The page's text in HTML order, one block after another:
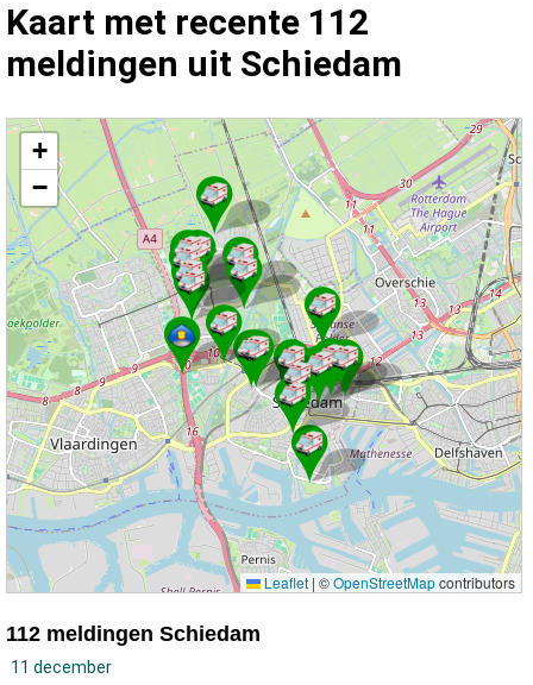
Kaart met recente 112
meldingen uit Schiedam
Kaart Schiedam met de meest recente 112 meldingen.
+
−
Leaflet | ©OpenStreetMapcontributors
112 meldingen Schiedam
11 december